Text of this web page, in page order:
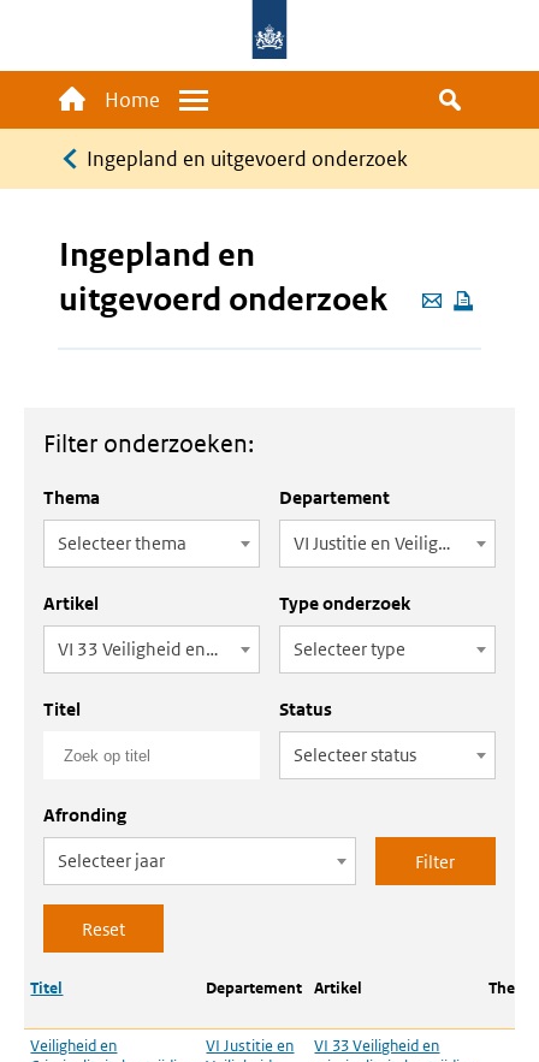
gaan
Main
navigation
Home Menu
Kruimelpad
Ingepland en uitgevoerd onderzoek
Deze
pagina
Ingepland en
uitgevoerd onderzoek
Filter onderzoeken:
Thema
Selecteer thema
Departement
VI Justitie en Veiligheid
Artikel
VI 33 Veiligheid en criminaliteitsbestrijding
Type onderzoek
Selecteer type
Titel
Status
Selecteer status
Afronding
Selecteer jaar
Titel Departement Artikel Thema
Veiligheid en
VI Justitie en
VI 33 Veiligheid en